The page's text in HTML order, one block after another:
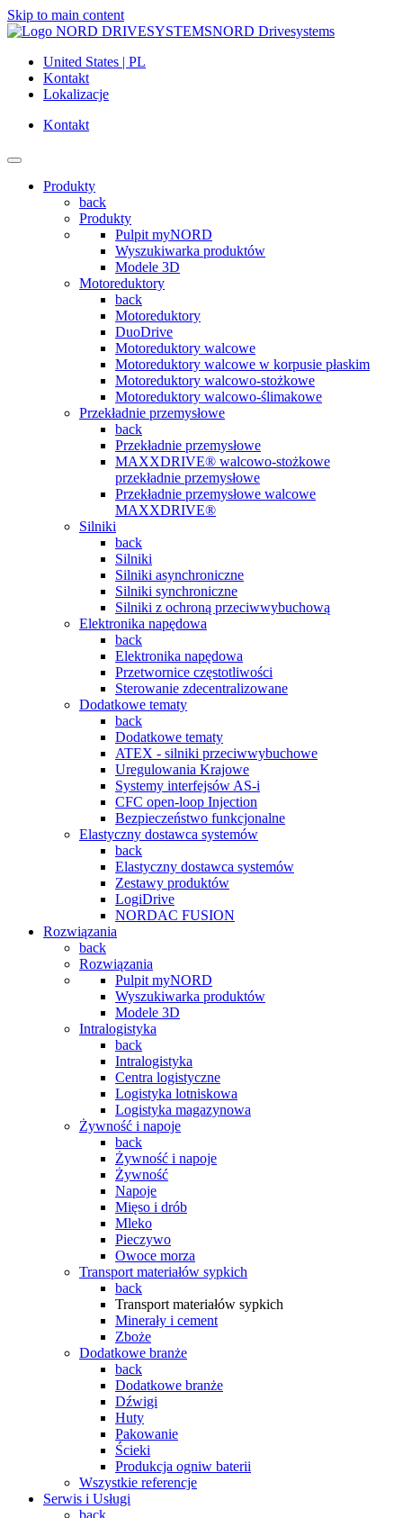
Skip to main content
NORD Drivesystems
United States | PL
Kontakt
Lokalizacje
Kontakt
Produkty
back
Produkty
Pulpit myNORD
Wyszukiwarka produktów
Modele 3D
Motoreduktory
back
Motoreduktory
DuoDrive
Motoreduktory walcowe
Motoreduktory walcowe w korpusie płaskim
Motoreduktory walcowo-stożkowe
Motoreduktory walcowo-ślimakowe
Przekładnie przemysłowe
back
Przekładnie przemysłowe
MAXXDRIVE® walcowo-stożkowe
przekładnie przemysłowe
Przekładnie przemysłowe walcowe
MAXXDRIVE®
Silniki
back
Silniki
Silniki asynchroniczne
Silniki synchroniczne
Silniki z ochroną przeciwwybuchową
Elektronika napędowa
back
Elektronika napędowa
Przetwornice częstotliwości
Sterowanie zdecentralizowane
Dodatkowe tematy
back
Dodatkowe tematy
ATEX - silniki przeciwwybuchowe
Uregulowania Krajowe
Systemy interfejsów AS-i
CFC open-loop Injection
Bezpieczeństwo funkcjonalne
Elastyczny dostawca systemów
back
Elastyczny dostawca systemów
Zestawy produktów
LogiDrive
NORDAC FUSION
Rozwiązania
back
Rozwiązania
Pulpit myNORD
Wyszukiwarka produktów
Modele 3D
Intralogistyka
back
Intralogistyka
Centra logistyczne
Logistyka lotniskowa
Logistyka magazynowa
Żywność i napoje
back
Żywność i napoje
Żywność
Napoje
Mięso i drób
Mleko
Pieczywo
Owoce morza
Transport materiałów sypkich
back
Transport materiałów sypkich
Minerały i cement
Zboże
Dodatkowe branże
back
Dodatkowe branże
Dźwigi
Huty
Pakowanie
Ścieki
Produkcja ogniw baterii
Wszystkie referencje
Serwis i Usługi
back